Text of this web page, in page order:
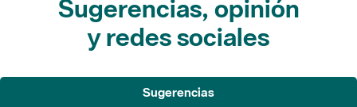
Sugerencias, opinión
y redes sociales
Sugerencias